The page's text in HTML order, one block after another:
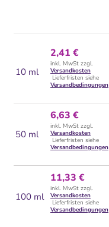
10 ml
2,41 €
inkl. MwSt zzgl.
Versandkosten
Lieferfristen siehe
Versandbedingungen
50 ml
6,63 €
inkl. MwSt zzgl.
Versandkosten
Lieferfristen siehe
Versandbedingungen
100 ml
11,33 €
inkl. MwSt zzgl.
Versandkosten
Lieferfristen siehe
Versandbedingungen